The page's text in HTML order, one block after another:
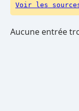
Voir les
Aucune entrée